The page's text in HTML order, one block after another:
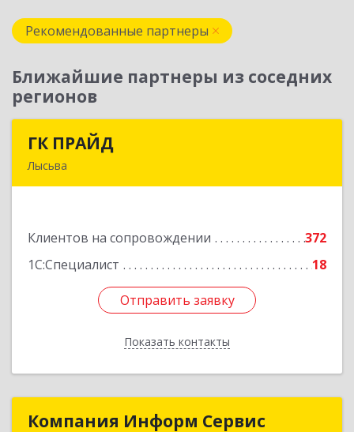
Рекомендованные партнеры
Ближайшие партнеры из соседних
регионов
ГК ПРАЙД
Лысьва
Клиентов на сопровождении
372
1С:Специалист
18
Отправить заявку
Показать контакты
Подробнее
Отправить заявку
Назад
Компания Информ Сервис
Компания Информ Сервис